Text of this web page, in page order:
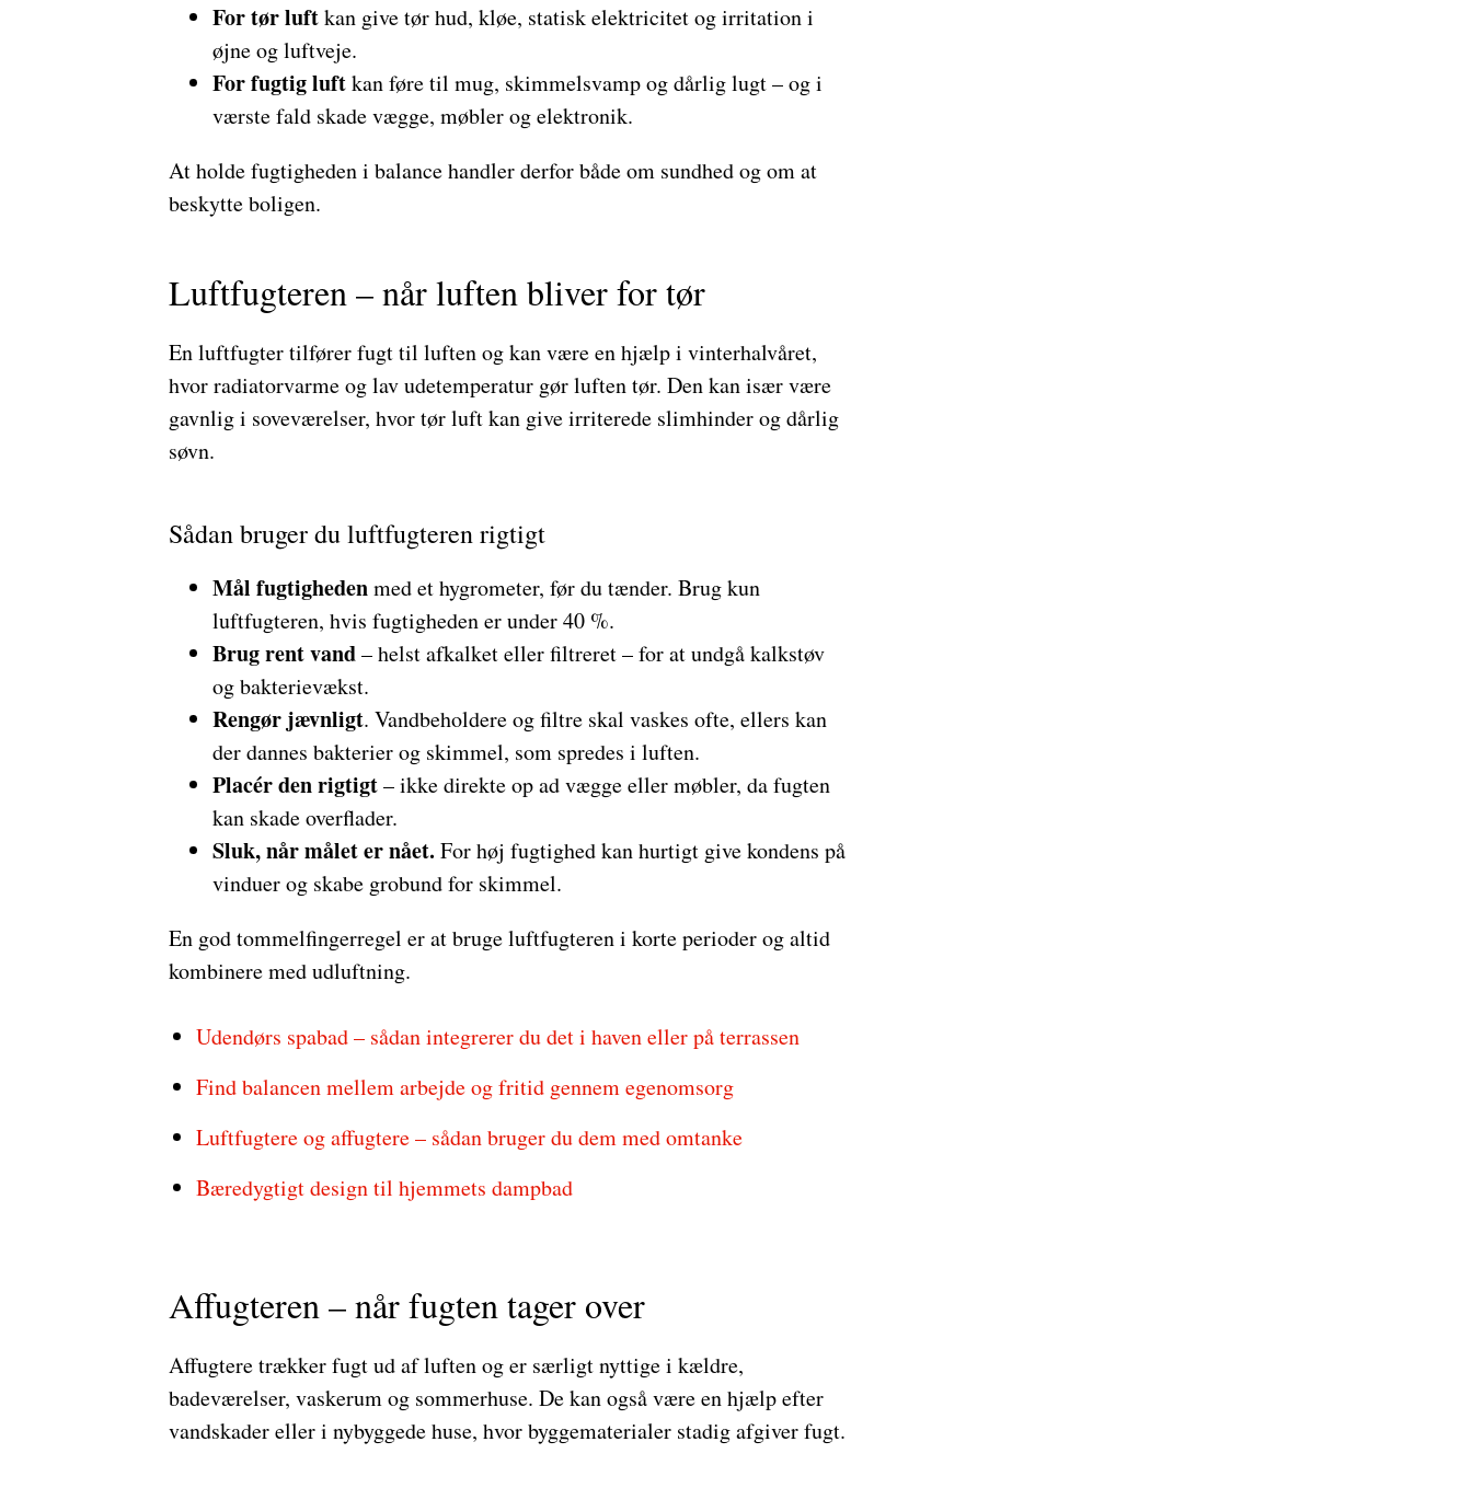
For tør luftkan give tør hud, kløe, statisk elektricitet og irritation i
øjne og luftveje.
For fugtig luftkan føre til mug, skimmelsvamp og dårlig lugt – og i
værste fald skade vægge, møbler og elektronik.
At holde fugtigheden i balance handler derfor både om sundhed og om at
beskytte boligen.
Luftfugteren – når luften bliver for tør
En luftfugter tilfører fugt til luften og kan være en hjælp i vinterhalvåret,
hvor radiatorvarme og lav udetemperatur gør luften tør. Den kan især være
gavnlig i soveværelser, hvor tør luft kan give irriterede slimhinder og dårlig
søvn.
Sådan bruger du luftfugteren rigtigt
Mål fugtighedenmed et hygrometer, før du tænder. Brug kun
luftfugteren, hvis fugtigheden er under 40 %.
Brug rent vand– helst afkalket eller filtreret – for at undgå kalkstøv
og bakterievækst.
Rengør jævnligt. Vandbeholdere og filtre skal vaskes ofte, ellers kan
der dannes bakterier og skimmel, som spredes i luften.
Placér den rigtigt– ikke direkte op ad vægge eller møbler, da fugten
kan skade overflader.
Sluk, når målet er nået. For høj fugtighed kan hurtigt give kondens på
vinduer og skabe grobund for skimmel.
En god tommelfingerregel er at bruge luftfugteren i korte perioder og altid
kombinere med udluftning.
Udendørs spabad – sådan integrerer du det i haven eller på terrassen
Find balancen mellem arbejde og fritid gennem egenomsorg
Luftfugtere og affugtere – sådan bruger du dem med omtanke
Bæredygtigt design til hjemmets dampbad
Affugteren – når fugten tager over
Affugtere trækker fugt ud af luften og er særligt nyttige i kældre,
badeværelser, vaskerum og sommerhuse. De kan også være en hjælp efter
vandskader eller i nybyggede huse, hvor byggematerialer stadig afgiver fugt.